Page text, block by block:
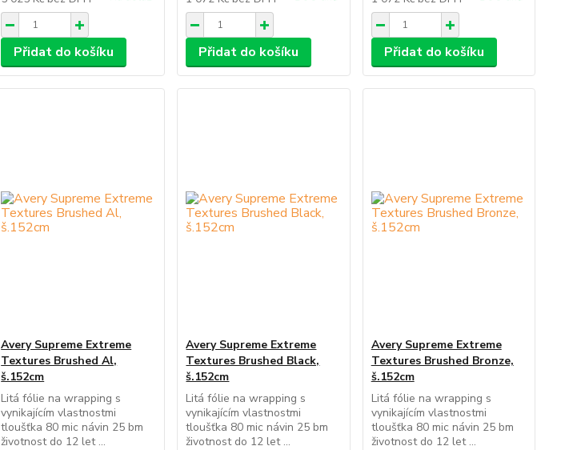
Přidat do košíku Přidat do košíku Přidat do košíku
Avery Supreme Extreme
Textures Brushed Al,
š.152cm
Litá fólie na wrapping s
vynikajícím vlastnostmi
tloušťka 80 mic návin 25 bm
životnost do 12 let ...
Avery Supreme Extreme
Textures Brushed Black,
š.152cm
Litá fólie na wrapping s
vynikajícím vlastnostmi
tloušťka 80 mic návin 25 bm
životnost do 12 let ...
Avery Supreme Extreme
Textures Brushed Bronze,
š.152cm
Litá fólie na wrapping s
vynikajícím vlastnostmi
tloušťka 80 mic návin 25 bm
životnost do 12 let ...